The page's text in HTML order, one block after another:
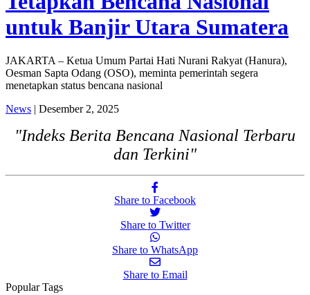
untuk Banjir Utara Sumatera
JAKARTA – Ketua Umum Partai Hati Nurani Rakyat (Hanura),
Oesman Sapta Odang (OSO), meminta pemerintah segera
menetapkan status bencana nasional
News | Desember 2, 2025
"Indeks Berita Bencana Nasional Terbaru
dan Terkini"
Share to Facebook
Share to Twitter
Share to WhatsApp
Share to Email
Popular Tags